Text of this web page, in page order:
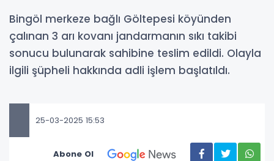
Bingöl merkeze bağlı Göltepesi köyünden
çalınan 3 arı kovanı jandarmanın sıkı takibi
sonucu bulunarak sahibine teslim edildi. Olayla
ilgili şüpheli hakkında adli işlem başlatıldı.
25-03-2025 15:53
Abone Ol